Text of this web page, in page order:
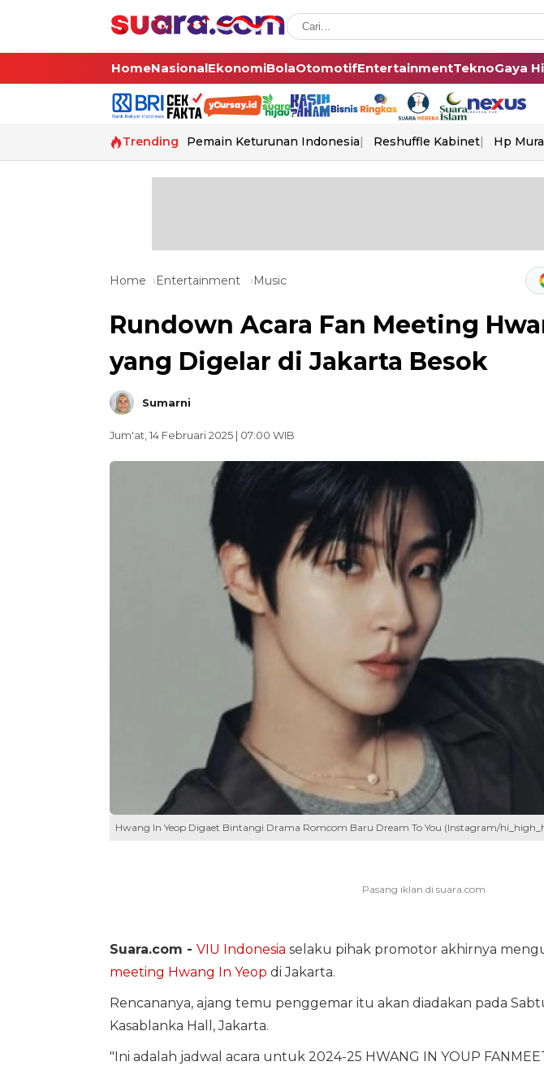
HomeNasionalEkonomiBolaOtomotifEntertainmentTeknoGaya
Trending Pemain Keturunan Indonesia Reshuffle Kabinet Hp
Home Entertainment Music
Rundown Acara Fan Meeting
yang Digelar di Jakarta Besok
Sumarni
Jum'at, 14 Februari 2025 | 07:00 WIB
Hwang In Yeop Digaet Bintangi Drama Romcom Baru Dream To You (Instagram/
Suara.com - VIU Indonesia selaku pihak promotor akhirnya
meeting Hwang In Yeop di Jakarta.
Rencananya, ajang temu penggemar itu akan diadakan pada
Kasablanka Hall, Jakarta.
"Ini adalah jadwal acara untuk 2024-25 HWANG IN YOUP